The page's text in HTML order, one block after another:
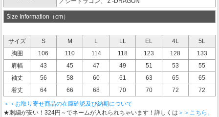
Size Information（cm）
サイズ S M L LL EL 4L
5L
胸囲
106 110 114 118 123 128
133
肩幅
43 45 47 49 51 53
55
袖丈
56 58 60 61 63 65
65
着丈
64 66 68 70 70 72
72
＞＞お取り寄せ商品の在庫確認及び納期について
★刺繍が安い！324円～でネームが入れられちゃいます！詳しくは ＞＞こちら。